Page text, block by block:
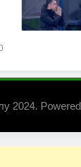
2024.